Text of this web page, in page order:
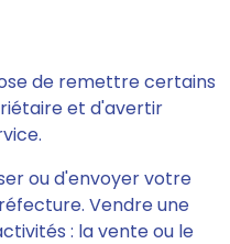
de remettre certains
et d'avertir
ou d'envoyer votre
Vendre une
: la vente ou le